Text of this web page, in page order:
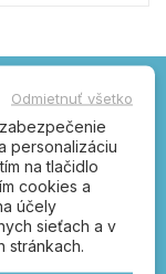
FAB,
úchytky a
Odmietnuť všetko
personalizáciu
na tlačidlo
cookies a
účely
sieťach a v